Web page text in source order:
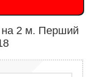
на 2 м. Перший